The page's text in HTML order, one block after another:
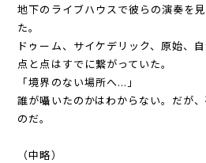
地下のライブハウスで彼らの演奏を
た。
ドゥーム、サイケデリック、原始、
点と点はすでに繋がっていた。
「境界のない場所へ...」
誰が囁いたのかはわからない。だが
のだ。
（中略）